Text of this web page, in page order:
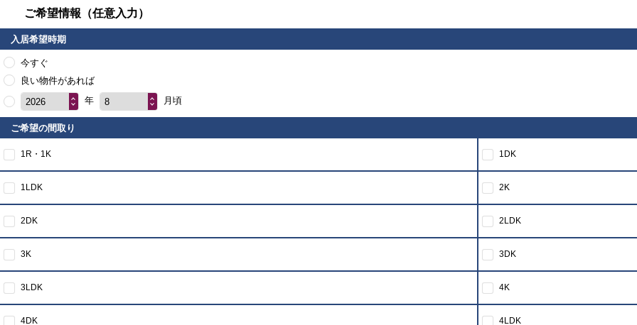
ご希望情報（任意入力）
入居希望時期
今すぐ
良い物件があれば
2026
年 8 月頃
ご希望の間取り
1R・1K 1DK
1LDK 2K
2DK 2LDK
3K 3DK
3LDK 4K
4DK 4LDK